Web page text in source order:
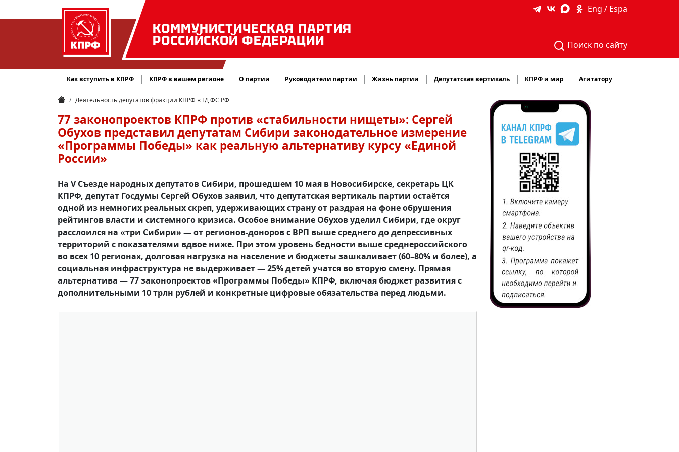
КОММУНИСТИЧЕСКАЯ ПАРТИЯ
РОССИЙСКОЙ ФЕДЕРАЦИИ
Eng / Espa
Поиск по сайту
Как вступить в КПРФ КПРФ в вашем регионе О партии Руководители партии Жизнь партии Депутатская вертикаль КПРФ и мир Агитатору
Деятельность депутатов фракции КПРФ в ГД ФС РФ
77 законопроектов КПРФ против «стабильности нищеты»: Сергей
Обухов представил депутатам Сибири законодательное измерение
«Программы Победы» как реальную альтернативу курсу «Единой
России»
На V Съезде народных депутатов Сибири, прошедшем 10 мая в Новосибирске, секретарь ЦК
КПРФ, депутат Госдумы Сергей Обухов заявил, что депутатская вертикаль партии остаётся
одной из немногих реальных скреп, удерживающих страну от раздрая на фоне обрушения
рейтингов власти и системного кризиса. Особое внимание Обухов уделил Сибири, где округ
расслоился на «три Сибири» — от регионов-доноров с ВРП выше среднего до депрессивных
территорий с показателями вдвое ниже. При этом уровень бедности выше среднероссийского
во всех 10 регионах, долговая нагрузка на население и бюджеты зашкаливает (60–80% и более), а
социальная инфраструктура не выдерживает — 25% детей учатся во вторую смену. Прямая
альтернатива — 77 законопроектов «Программы Победы» КПРФ, включая бюджет развития с
дополнительными 10 трлн рублей и конкретные цифровые обязательства перед людьми.